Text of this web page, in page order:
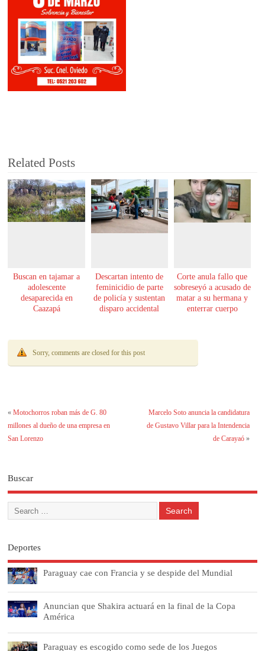
Related Posts
Buscan en tajamar a
adolescente
desaparecida en
Caazapá
Descartan intento de
feminicidio de parte
de policía y sustentan
disparo accidental
Corte anula fallo que
sobreseyó a acusado de
matar a su hermana y
enterrar cuerpo
Sorry, comments are closed for this post
«Motochorros roban más de G. 80
millones al dueño de una empresa en
San Lorenzo
Marcelo Soto anuncia la candidatura
de Gustavo Villar para la Intendencia
de Carayaó»
Buscar
Deportes
Paraguay cae con Francia y se despide del Mundial
Anuncian que Shakira actuará en la final de la Copa
América
Paraguay es escogido como sede de los Juegos